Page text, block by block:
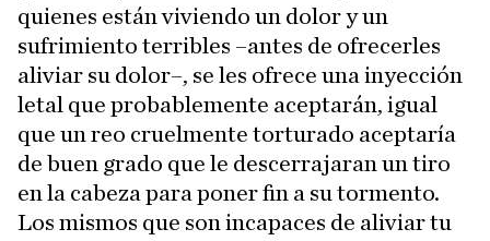
quienes están viviendo un dolor y un
sufrimiento terribles –antes de ofrecerles
aliviar su dolor–, se les ofrece una inyección
letal que probablemente aceptarán, igual
que un reo cruelmente torturado aceptaría
de buen grado que le descerrajaran un tiro
en la cabeza para poner fin a su tormento.
Los mismos que son incapaces de aliviar tu